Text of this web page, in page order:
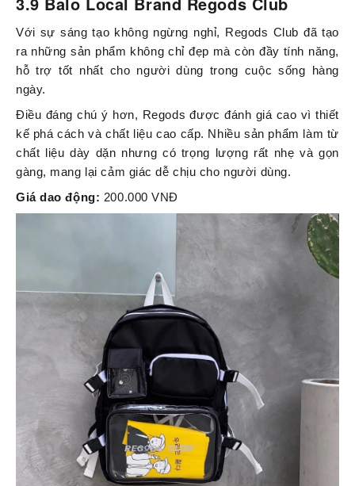
Với sự sáng tạo không ngừng nghỉ, Regods Club đã tạo
ra những sản phẩm không chỉ đẹp mà còn đầy tính năng,
hỗ trợ tốt nhất cho người dùng trong cuộc sống hàng
ngày.
Điều đáng chú ý hơn, Regods được đánh giá cao vì thiết
kế phá cách và chất liệu cao cấp. Nhiều sản phẩm làm từ
chất liệu dày dặn nhưng có trọng lượng rất nhẹ và gọn
gàng, mang lại cảm giác dễ chịu cho người dùng.
Giá dao động: 200.000 VNĐ